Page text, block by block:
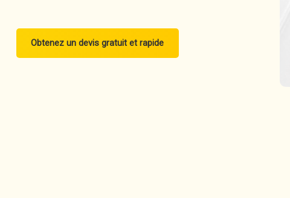
Obtenez un devis gratuit et rapide